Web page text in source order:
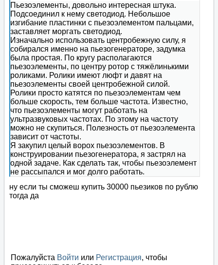
Пьезоэлементы, довольно интересная штука.
Подсоединил к нему светодиод. Небольшое
изгибание пластинки с пьезоэлементом пальцами,
заставляет моргать светодиод.
Изначально использовать центробежную силу, я
собирался именно на пьезогенераторе, задумка
была простая. По кругу располагаются
пьезоэлементы, по центру ротор с тяжёлинькими
роликами. Ролики имеют люфт и давят на
пьезоэлементы своей центробежной силой.
Ролики просто катятся по пьезоэлементам чем
больше скорость, тем больше частота. Известно,
что пьезоэлементы могут работать на
ультразвуковых частотах. По этому на частоту
можно не скупиться. Полезность от пьезоэлемента
зависит от частоты.
Я закупил целый ворох пьезоэлементов. В
конструировании пьезогенератора, я застрял на
одной задаче. Как сделать так, чтобы пьезоэлемент
не рассыпался и мог долго работать.
ну если ты сможеш купить 30000 пьезиков по рублю
тогда да
Пожалуйста Войти или Регистрация, чтобы